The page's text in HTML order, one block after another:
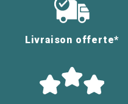
Livraison offerte*